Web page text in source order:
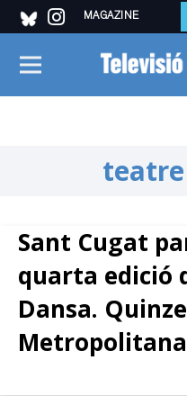
MAGAZINE
Sant Cugat
quarta edició
Dansa.
Metropolitana